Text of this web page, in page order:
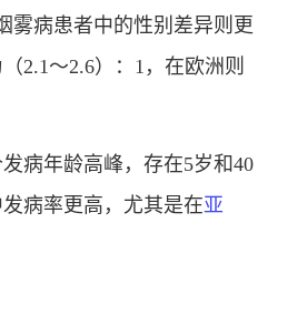
雾病患者中的性别差异则更
2.1～2.6）：1，在欧洲则
病年龄高峰，存在5岁和40
病率更高，尤其是在亚